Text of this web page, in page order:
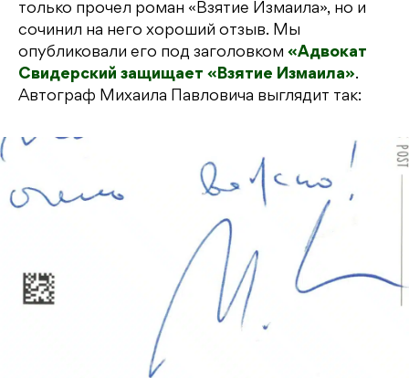
только прочел роман «Взятие Измаила», но и
сочинил на него хороший отзыв. Мы
опубликовали его под заголовком «Адвокат
Свидерский защищает «Взятие Измаила».
Автограф Михаила Павловича выглядит так: